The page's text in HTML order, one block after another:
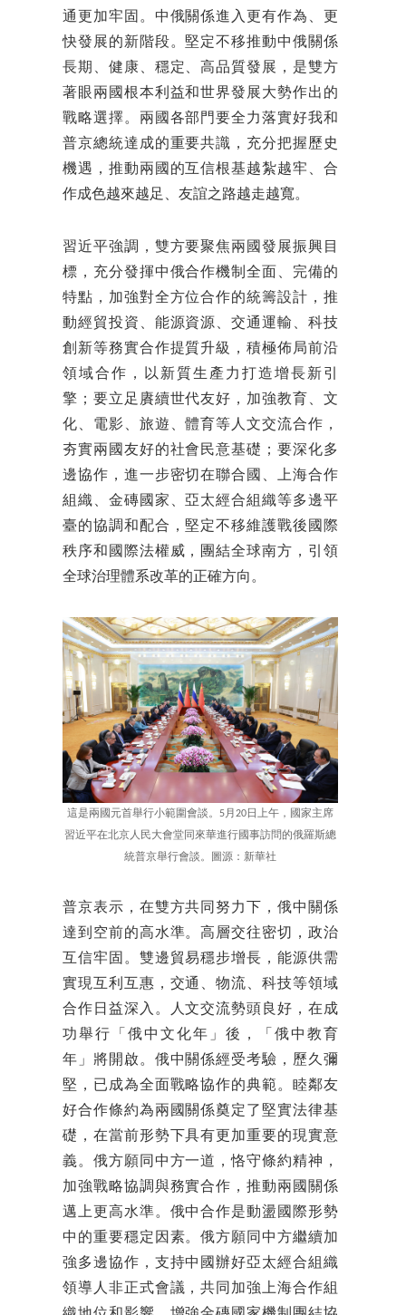
通更加牢固。中俄關係進入更有作為、更
快發展的新階段。堅定不移推動中俄關係
長期、健康、穩定、高品質發展，是雙方
著眼兩國根本利益和世界發展大勢作出的
戰略選擇。兩國各部門要全力落實好我和
普京總統達成的重要共識，充分把握歷史
機遇，推動兩國的互信根基越紮越牢、合
作成色越來越足、友誼之路越走越寬。
習近平強調，雙方要聚焦兩國發展振興目
標，充分發揮中俄合作機制全面、完備的
特點，加強對全方位合作的統籌設計，推
動經貿投資、能源資源、交通運輸、科技
創新等務實合作提質升級，積極佈局前沿
領域合作，以新質生產力打造增長新引
擎；要立足賡續世代友好，加強教育、文
化、電影、旅遊、體育等人文交流合作，
夯實兩國友好的社會民意基礎；要深化多
邊協作，進一步密切在聯合國、上海合作
組織、金磚國家、亞太經合組織等多邊平
臺的協調和配合，堅定不移維護戰後國際
秩序和國際法權威，團結全球南方，引領
全球治理體系改革的正確方向。
這是兩國元首舉行小範圍會談。5月20日上午，國家主席
習近平在北京人民大會堂同來華進行國事訪問的俄羅斯總
統普京舉行會談。圖源：新華社
普京表示，在雙方共同努力下，俄中關係
達到空前的高水準。高層交往密切，政治
互信牢固。雙邊貿易穩步增長，能源供需
實現互利互惠，交通、物流、科技等領域
合作日益深入。人文交流勢頭良好，在成
功舉行「俄中文化年」後，「俄中教育
年」將開啟。俄中關係經受考驗，歷久彌
堅，已成為全面戰略協作的典範。睦鄰友
好合作條約為兩國關係奠定了堅實法律基
礎，在當前形勢下具有更加重要的現實意
義。俄方願同中方一道，恪守條約精神，
加強戰略協調與務實合作，推動兩國關係
邁上更高水準。俄中合作是動盪國際形勢
中的重要穩定因素。俄方願同中方繼續加
強多邊協作，支持中國辦好亞太經合組織
領導人非正式會議，共同加強上海合作組